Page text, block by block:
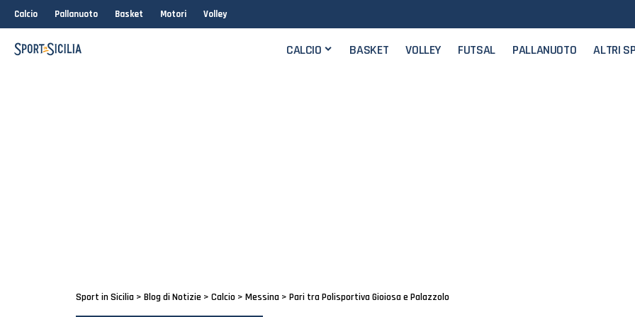
Calcio Pallanuoto Basket Motori Volley
CALCIO BASKET VOLLEY FUTSAL PALLANUOTO ALTRI
Sport in Sicilia > Blog di Notizie > Calcio > Messina > Pari tra Polisportiva Gioiosa e Palazzolo